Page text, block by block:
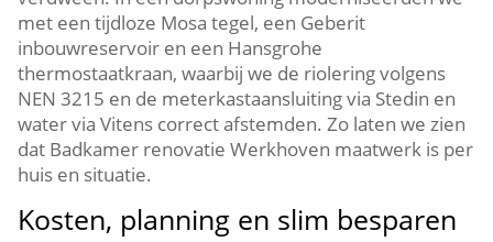
met een tijdloze Mosa tegel, een Geberit
inbouwreservoir en een Hansgrohe
thermostaatkraan, waarbij we de riolering volgens
NEN 3215 en de meterkastaansluiting via Stedin en
water via Vitens correct afstemden.​ Zo laten we zien
dat Badkamer renovatie Werkhoven maatwerk is per
huis en situatie.​
Kosten, planning en slim besparen